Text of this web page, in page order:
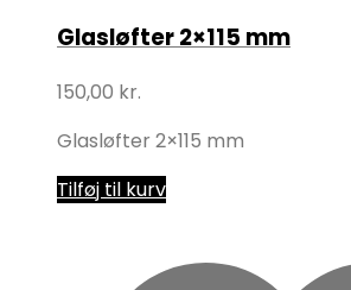
Glasløfter 2×115 mm
150,00 kr.
Glasløfter 2×115 mm
Tilføj til kurv